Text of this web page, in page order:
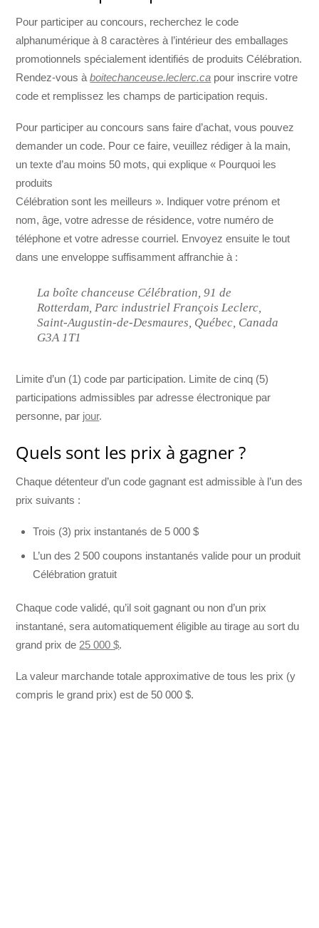
Pour participer au concours, recherchez le code
alphanumérique à 8 caractères à l’intérieur des emballages
promotionnels spécialement identifiés de produits Célébration.
Rendez-vous àboitechanceuse.leclerc.ca pour inscrire votre
code et remplissez les champs de participation requis.
Pour participer au concours sans faire d’achat, vous pouvez
demander un code. Pour ce faire, veuillez rédiger à la main,
un texte d’au moins 50 mots, qui explique « Pourquoi les
produits
Célébration sont les meilleurs ». Indiquer votre prénom et
nom, âge, votre adresse de résidence, votre numéro de
téléphone et votre adresse courriel. Envoyez ensuite le tout
dans une enveloppe suffisamment affranchie à :
La boîte chanceuse Célébration, 91 de
Rotterdam, Parc industriel François Leclerc,
Saint-Augustin-de-Desmaures, Québec, Canada
G3A 1T1
Limite d’un (1) code par participation. Limite de cinq (5)
participations admissibles par adresse électronique par
personne, par jour.
Quels sont les prix à gagner ?
Chaque détenteur d’un code gagnant est admissible à l’un des
prix suivants :
Trois (3) prix instantanés de 5 000 $
L’un des 2 500 coupons instantanés valide pour un produit
Célébration gratuit
Chaque code validé, qu’il soit gagnant ou non d’un prix
instantané, sera automatiquement éligible au tirage au sort du
grand prix de 25 000 $.
La valeur marchande totale approximative de tous les prix (y
compris le grand prix) est de 50 000 $.